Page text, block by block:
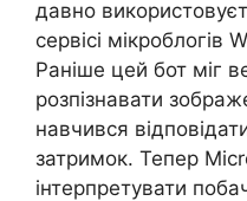
давно
сервісі мікроблогів
Раніше цей бот міг
розпізнавати
навчився
затримок. Тепер
інтерпретувати